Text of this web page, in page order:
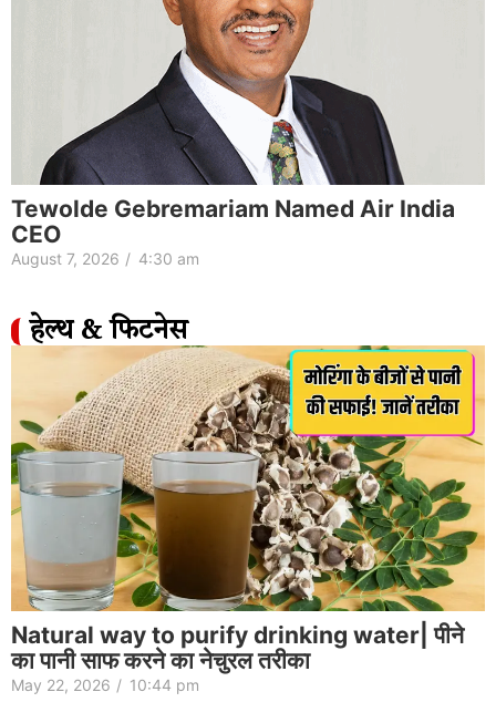
Tewolde Gebremariam Named Air India
CEO
August 7, 2026 / 4:30 am
हेल्थ & फिटनेस
Natural way to purify drinking water| पीने
का पानी साफ करने का नेचुरल तरीका
May 22, 2026 / 10:44 pm